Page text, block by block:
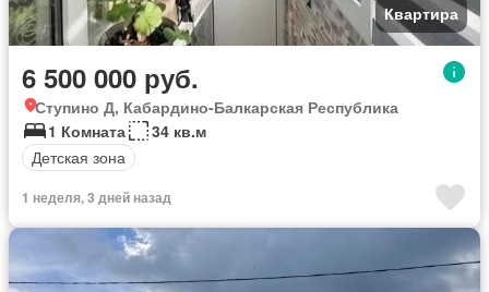
Квартира
6 500 000 руб.
Ступино Д, Кабардино-Балкарская Республика
1 Комната
34 кв.м
Детская зона
1 неделя, 3 дней назад